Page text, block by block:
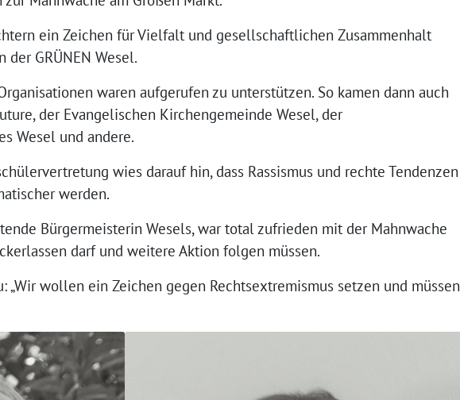
ein Zeichen für Vielfalt und gesellschaftlichen Zusammenhalt
der GRÜNEN Wesel.
waren aufgerufen zu unterstützen. So kamen dann auch
der Evangelischen Kirchengemeinde Wesel, der
Wesel und andere.
wies darauf hin, dass Rassismus und rechte Tendenzen
werden.
Bürgermeisterin Wesels, war total zufrieden mit der Mahnwache
darf und weitere Aktion folgen müssen.
„Wir wollen ein Zeichen gegen Rechtsextremismus setzen und müssen